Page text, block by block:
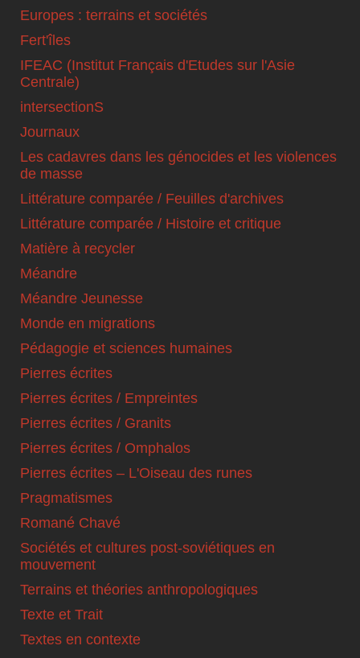
Europes : terrains et sociétés
Fert'îles
IFEAC (Institut Français d'Etudes sur l'Asie
Centrale)
intersectionS
Journaux
Les cadavres dans les génocides et les violences
de masse
Littérature comparée / Feuilles d'archives
Littérature comparée / Histoire et critique
Matière à recycler
Méandre
Méandre Jeunesse
Monde en migrations
Pédagogie et sciences humaines
Pierres écrites
Pierres écrites / Empreintes
Pierres écrites / Granits
Pierres écrites / Omphalos
Pierres écrites – L'Oiseau des runes
Pragmatismes
Romané Chavé
Sociétés et cultures post-soviétiques en
mouvement
Terrains et théories anthropologiques
Texte et Trait
Textes en contexte